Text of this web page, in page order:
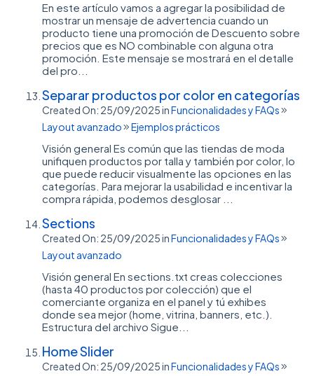
En este artículo vamos a agregar la posibilidad de
mostrar un mensaje de advertencia cuando un
producto tiene una promoción de Descuento sobre
precios que es NO combinable con alguna otra
promoción. Este mensaje se mostrará en el detalle
del pro...
Separar productos por color en categorías
Created On: 25/09/2025inFuncionalidades y FAQs
Layout avanzado
Ejemplos prácticos
Visión general Es común que las tiendas de moda
unifiquen productos por talla y también por color, lo
que puede reducir visualmente las opciones en las
categorías. Para mejorar la usabilidad e incentivar la
compra rápida, podemos desglosar ...
Sections
Created On: 25/09/2025inFuncionalidades y FAQs
Layout avanzado
Visión general En sections.txt creas colecciones
(hasta 40 productos por colección) que el
comerciante organiza en el panel y tú exhibes
donde sea mejor (home, vitrina, banners, etc.).
Estructura del archivo Sigue...
Home Slider
Created On: 25/09/2025inFuncionalidades y FAQs